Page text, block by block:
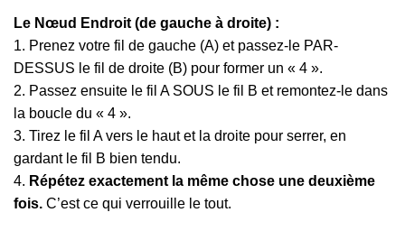
Le Nœud Endroit (de gauche à droite) :
1. Prenez votre fil de gauche (A) et passez-le PAR-
DESSUS le fil de droite (B) pour former un « 4 ».
2. Passez ensuite le fil A SOUS le fil B et remontez-le dans
la boucle du « 4 ».
3. Tirez le fil A vers le haut et la droite pour serrer, en
gardant le fil B bien tendu.
4. Répétez exactement la même chose une deuxième
fois. C’est ce qui verrouille le tout.